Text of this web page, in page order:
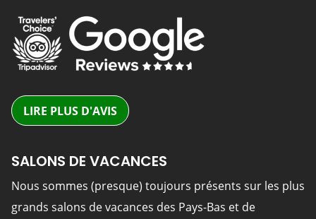
LIRE PLUS D'AVIS
SALONS DE VACANCES
Nous sommes (presque) toujours présents sur les plus
grands salons de vacances des Pays-Bas et de